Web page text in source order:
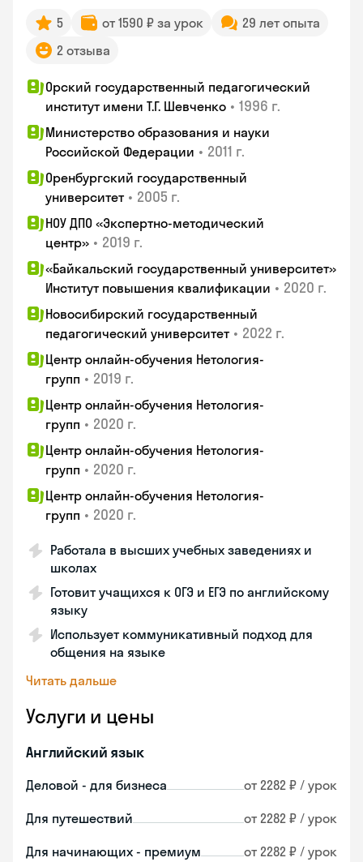
5 от 1590 ₽ за урок
29 лет опыта
2 отзыва
Орский государственный педагогический
институт имени Т.Г. Шевченко • 1996 г.
Министерство образования и науки
Российской Федерации • 2011 г.
Оренбургский государственный
университет • 2005 г.
НОУ ДПО «Экспертно-методический
центр» • 2019 г.
«Байкальский государственный университет»
Институт повышения квалификации • 2020 г.
Новосибирский государственный
педагогический университет • 2022 г.
Центр онлайн-обучения Нетология-
групп • 2019 г.
Центр онлайн-обучения Нетология-
групп • 2020 г.
Центр онлайн-обучения Нетология-
групп • 2020 г.
Центр онлайн-обучения Нетология-
групп • 2020 г.
Работала в высших учебных заведениях и
школах
Готовит учащихся к ОГЭ и ЕГЭ по английскому
языку
Использует коммуникативный подход для
общения на языке
Читать дальше
Услуги и цены
Английский язык
Деловой - для бизнеса от 2282 ₽ / урок
Для путешествий от 2282 ₽ / урок
Для начинающих - премиум от 2282 ₽ / урок